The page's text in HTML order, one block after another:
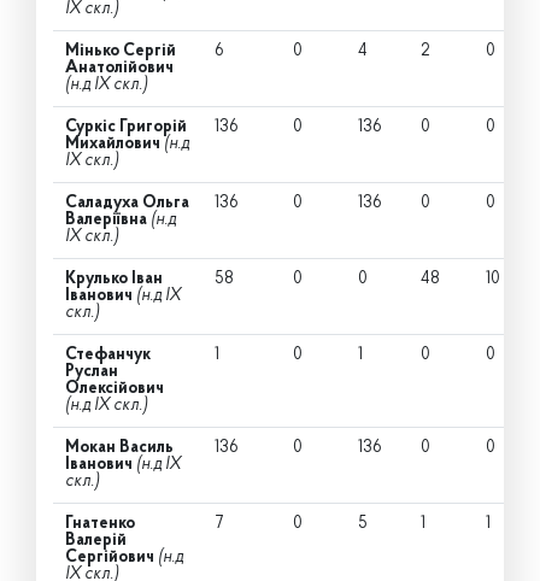
IX скл.)
Мінько Сергій
Анатолійович
(н.д IX скл.)
6 0 4 2 0
Суркіс Григорій
Михайлович (н.д
IX скл.)
136 0 136 0 0
Саладуха Ольга
Валеріївна (н.д
IX скл.)
136 0 136 0 0
Крулько Іван
Іванович (н.д IX
скл.)
58 0 0 48 10
Стефанчук
Руслан
Олексійович
(н.д IX скл.)
1 0 1 0 0
Мокан Василь
Іванович (н.д IX
скл.)
136 0 136 0 0
Гнатенко
Валерій
Сергійович (н.д
IX скл.)
7 0 5 1 1